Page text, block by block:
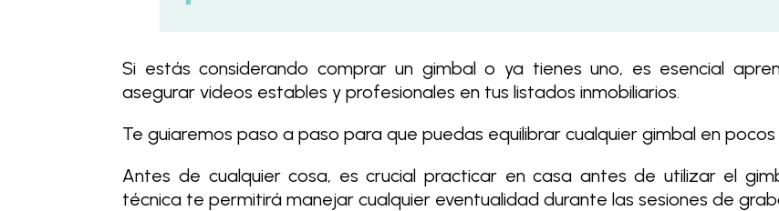
Si estás considerando comprar un gimbal o ya tienes uno, es esencial
asegurar videos estables y profesionales en tus listados inmobiliarios.
Te guiaremos paso a paso para que puedas equilibrar cualquier gimbal en pocos
Antes de cualquier cosa, es crucial practicar en casa antes de utilizar el
técnica te permitirá manejar cualquier eventualidad durante las sesiones de